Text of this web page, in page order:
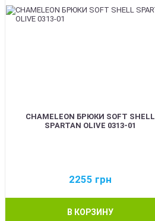
CHAMELEON БРЮКИ SOFT SHELL
SPARTAN OLIVE 0313-01
2255 грн
В КОРЗИНУ